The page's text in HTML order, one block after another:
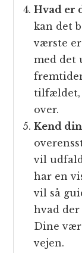
Hvad er
kan det
værste
med det
tilfældet,
over.
Kend
vil
har en
vil så
hvad
Dine
vejen.